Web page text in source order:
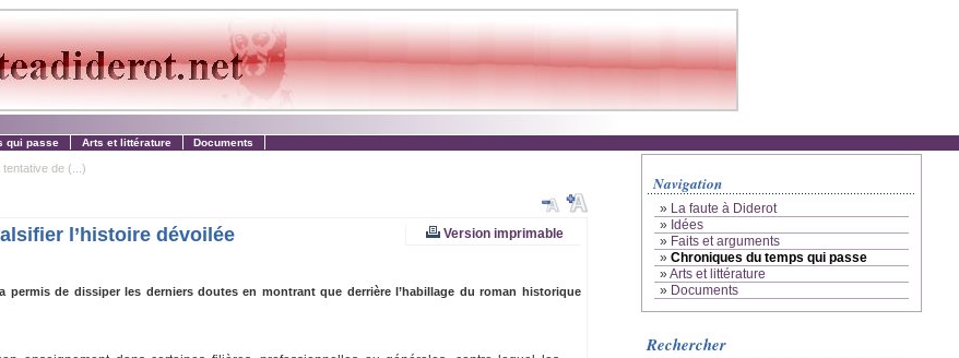
qui passe Arts et littérature Documents
de (...)
Version imprimable
l’histoire dévoilée
de dissiper les derniers doutes en montrant que derrière l’habillage du roman historique
Navigation
» La faute à Diderot
» Idées
» Faits et arguments
» Chroniques du temps qui passe
»Arts et littérature
» Documents
Rechercher